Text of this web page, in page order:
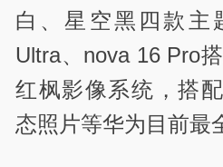
白、星空黑四款主
Ultra、nova 16 Pro
红枫影像系统，搭
态照片等华为目前最